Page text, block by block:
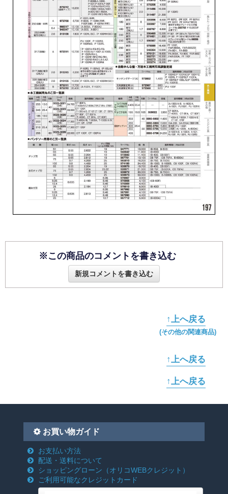
※この商品のコメントを書き込む
新規コメントを書き込む
↑上へ戻る
(その他の関連商品)
↑上へ戻る
↑上へ戻る
お買い物ガイド
お支払い方法
配送・送料について
ショッピングローン （オリコWEBクレジット）
ご利用可能なクレジットカード